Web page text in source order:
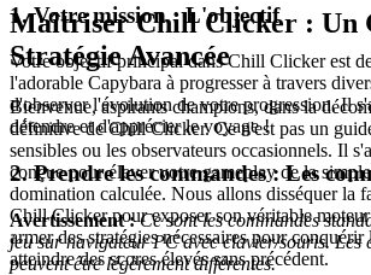
1. Votre mission : L'objectif
Votre objectif principal dans Chill Clicker est
l'adorable Capybara à progresser à travers
d'observer l'évolution de votre progression. Il
détendre et d'apprécier le voyage !
2. Prendre les commandes : Les
Avertissement : Ce sont les commandes
jeu sur navigateur PC avec clavier/souris. Les
peuvent être légèrement différentes.
Maîtriser Chill Clicker : Un
Stratégie Avancée
Bienvenue, aspirants champions, dans la
définitive de Chill Clicker. Ce n'est pas un
sensibles ou les observateurs occasionnels. Il
conçue pour élever votre gameplay de la
domination calculée. Nous allons disséquer la
Chill Clicker pour exposer son véritable
armer des stratégies nécessaires pour conquérir
atteindre des scores élevés sans précédent.